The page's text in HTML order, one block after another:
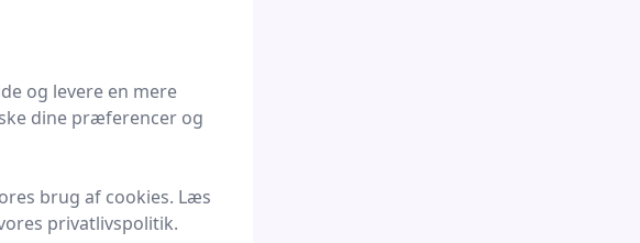
Quick look
Bedste pris
og levere en mere
dine præferencer og
brug af cookies. Læs
privatlivspolitik.